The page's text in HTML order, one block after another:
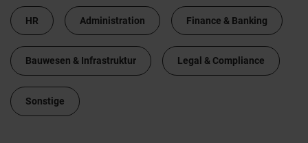
HR Administration Finance & Banking
Bauwesen & Infrastruktur Legal & Compliance
Sonstige